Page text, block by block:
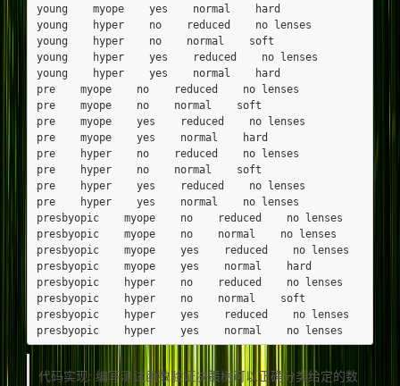
young    myope    yes    normal    hard
young    hyper    no    reduced    no lenses
young    hyper    no    normal    soft
young    hyper    yes    reduced    no lenses
young    hyper    yes    normal    hard
pre    myope    no    reduced    no lenses
pre    myope    no    normal    soft
pre    myope    yes    reduced    no lenses
pre    myope    yes    normal    hard
pre    hyper    no    reduced    no lenses
pre    hyper    no    normal    soft
pre    hyper    yes    reduced    no lenses
pre    hyper    yes    normal    no lenses
presbyopic    myope    no    reduced    no lenses
presbyopic    myope    no    normal    no lenses
presbyopic    myope    yes    reduced    no lenses
presbyopic    myope    yes    normal    hard
presbyopic    hyper    no    reduced    no lenses
presbyopic    hyper    no    normal    soft
presbyopic    hyper    yes    reduced    no lenses
代码实现: 编写测试函数验证决策树可以正确分类给定的数